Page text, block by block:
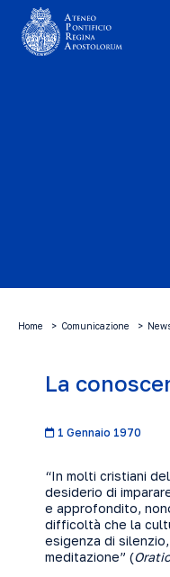
Home Comunicazione
La
1 Gennaio 1970
“In molti cristiani
desiderio di
e approfondito,
difficoltà che la
esigenza di
meditazione” (